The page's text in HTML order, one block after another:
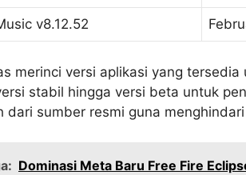
v8.12.52
merinci versi aplikasi yang
stabil hingga versi beta untuk
dari sumber resmi guna
Dominasi Meta Baru Free Fire